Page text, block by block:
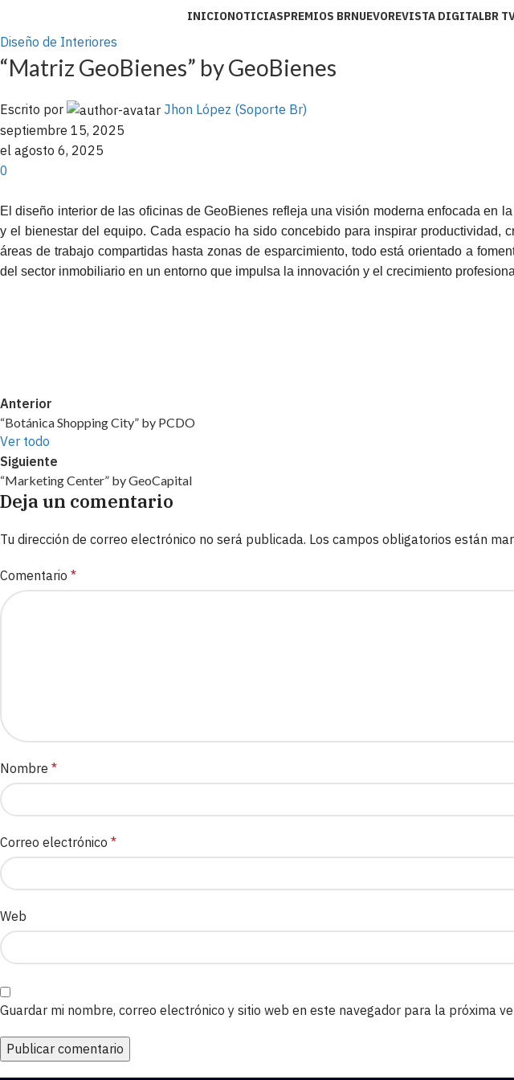
INICIONOTICIASPREMIOS BRNUEVOREVISTA DIGITALBR
Diseño de Interiores
“Matriz GeoBienes” by GeoBienes
Escrito por
Jhon López (Soporte Br)
septiembre 15, 2025
el agosto 6, 2025
0
El diseño interior de las oficinas de GeoBienes refleja una visión moderna enfocada en
y el bienestar del equipo. Cada espacio ha sido concebido para inspirar productividad,
áreas de trabajo compartidas hasta zonas de esparcimiento, todo está orientado a
del sector inmobiliario en un entorno que impulsa la innovación y el crecimiento
Anterior
“Botánica Shopping City” by PCDO
Ver todo
Siguiente
“Marketing Center” by GeoCapital
Deja un comentario
Tu dirección de correo electrónico no será publicada. Los campos obligatorios están
Comentario *
Nombre *
Correo electrónico *
Web
Guardar mi nombre, correo electrónico y sitio web en este navegador para la próxima